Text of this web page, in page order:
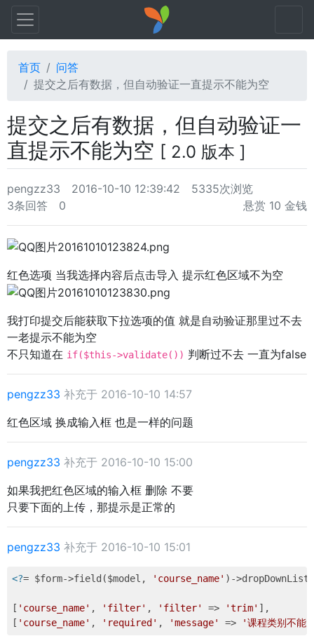
首页
问答
提交之后有数据，但自动验证一直提示不能为空
提交之后有数据，但自动验证一
直提示不能为空 [ 2.0 版本 ]
pengzz33 2016-10-10 12:39:42
5335次浏览
3条回答
0 悬赏 10 金钱
红色选项 当我选择内容后点击导入 提示红色区域不为空
我打印提交后能获取下拉选项的值 就是自动验证那里过不去
一老提示不能为空
不只知道在 if($this->validate()) 判断过不去 一直为false
pengzz33 补充于 2016-10-10 14:57
红色区域 换成输入框 也是一样的问题
pengzz33 补充于 2016-10-10 15:00
如果我把红色区域的输入框 删除 不要
只要下面的上传，那提示是正常的
pengzz33 补充于 2016-10-10 15:01
<?= $form->field($model, 'course_name' )-
[ 'course_name' , 'filter' , 'filter' => 'trim' ],
[ 'course_name' , 'required' , 'message' => '课程类别不能